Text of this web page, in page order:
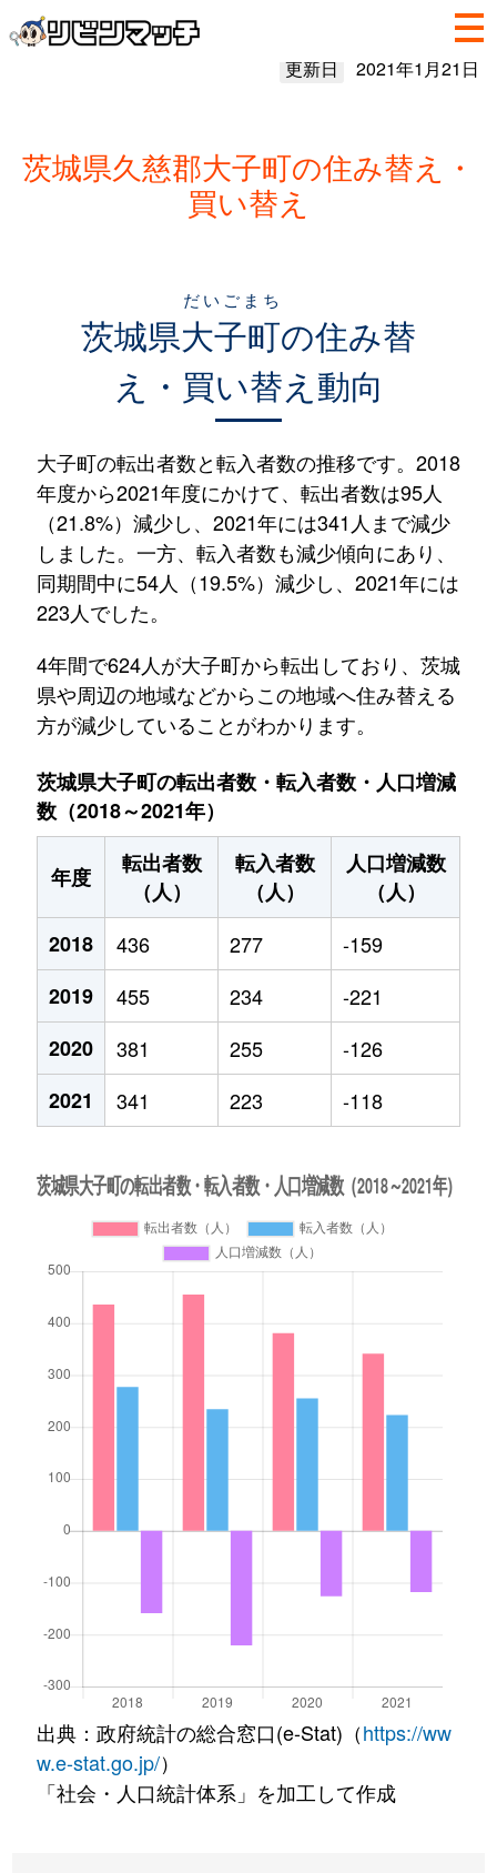
更新日 2021年1月21日
茨城県久慈郡大子町の住み替え・
買い替え
茨城県大子町
だいごまち
の住み替
え・買い替え動向
大子町の転出者数と転入者数の推移です。2018
年度から2021年度にかけて、転出者数は95人
（21.8%）減少し、2021年には341人まで減少
しました。一方、転入者数も減少傾向にあり、
同期間中に54人（19.5%）減少し、2021年には
223人でした。
4年間で624人が大子町から転出しており、茨城
県や周辺の地域などからこの地域へ住み替える
方が減少していることがわかります。
茨城県大子町の転出者数・転入者数・人口増減
数（2018～2021年）
年度
転出者数
（人）
転入者数
（人）
人口増減数
（人）
2018
436 277
-159
2019
455 234
-221
2020
381 255
-126
2021
341 223 -118
出典：政府統計の総合窓口(e-Stat)（https://ww
w.e-stat.go.jp/）
「社会・人口統計体系」を加工して作成